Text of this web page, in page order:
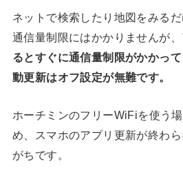
ネットで検索したり地図をみる
通信量制限にはかかりませんが、
るとすぐに通信量制限がかかっ
動更新はオフ設定が無難です。
ホーチミンのフリーWiFiを使う
め、スマホのアプリ更新が終わ
がちです。